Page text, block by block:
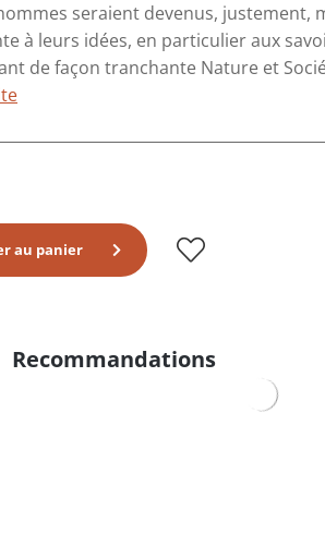
seraient devenus, justement,
à leurs idées, en particulier aux
de façon tranchante Nature et
au panier
Recommandations